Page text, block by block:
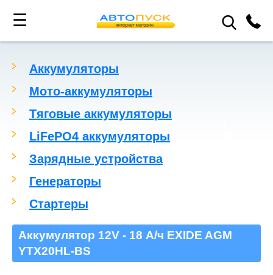
☰
Аккумуляторы
Мото-аккумуляторы
Тяговые аккумуляторы
LiFePO4 аккумуляторы
Зарядные устройства
Генераторы
Стартеры
Аккумулятор 12V - 18 А/ч EXIDE AGM
YTX20HL-BS